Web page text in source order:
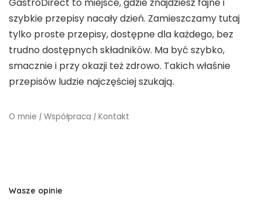
szybkie przepisy nacały dzień. Zamieszczamy tutaj
tylko proste przepisy, dostępne dla każdego, bez
trudno dostępnych składników. Ma być szybko,
smacznie i przy okazji też zdrowo. Takich właśnie
przepisów ludzie najczęściej szukają.
O mnie | Współpraca | Kontakt
Wasze opinie